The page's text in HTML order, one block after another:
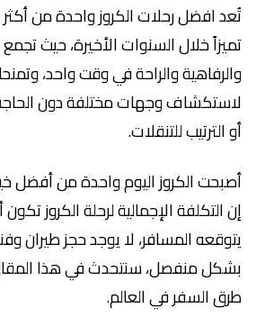
تُعد افضل رحلات الكروز واحدة من أكثر
تميزاً خلال السنوات الأخيرة، حيث
والرفاهية والراحة في وقت واحد،
لاستكشاف وجهات مختلفة دون الحاجة
أو الترتيب للتنقلات.
أصبحت الكروز اليوم واحدة من أفضل
إن التكلفة الإجمالية لرحلة الكروز
يتوقعه المسافر، لا يوجد حجز طيران
بشكل منفصل، سنتحدث في هذا
طرق السفر في العالم.